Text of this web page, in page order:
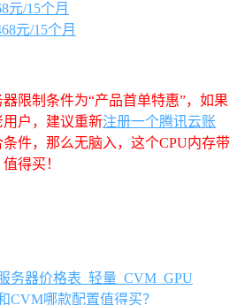
元/15个月
元/15个月
限制条件为“产品首单特惠”，如果
户，建议重新注册一个腾讯云账
件，那么无脑入，这个CPU内存带
得买！
务器价格表_轻量_CVM_GPU
CVM哪款配置值得买？